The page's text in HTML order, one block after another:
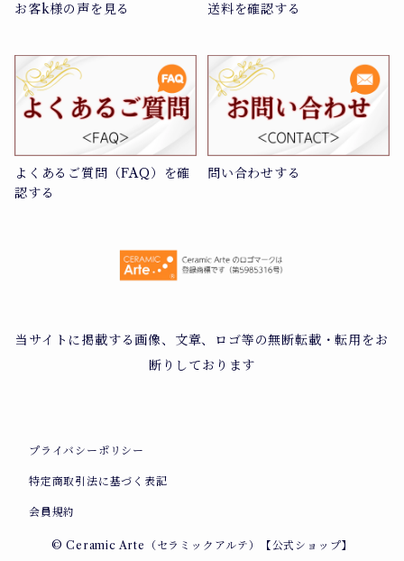
お客k様の声を見る 送料を確認する
よくあるご質問（FAQ）を確
認する
問い合わせする
当サイトに掲載する画像、文章、ロゴ等の無断転載・転用をお
断りしております
プライバシーポリシー
特定商取引法に基づく表記
会員規約
© Ceramic Arte（セラミックアルテ）【公式ショップ】